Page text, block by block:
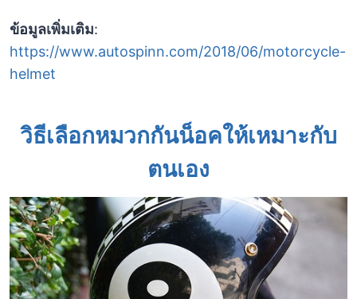
ข้อมูลเพิ่มเติม:
https://www.autospinn.com/2018/06/motorcycle-
helmet
วิธีเลือกหมวกกันน็อคให้เหมาะกับ
ตนเอง